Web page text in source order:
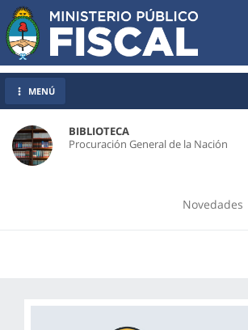
BIBLIOTECA
Procuración General de la Nación
Novedades
MENÚ